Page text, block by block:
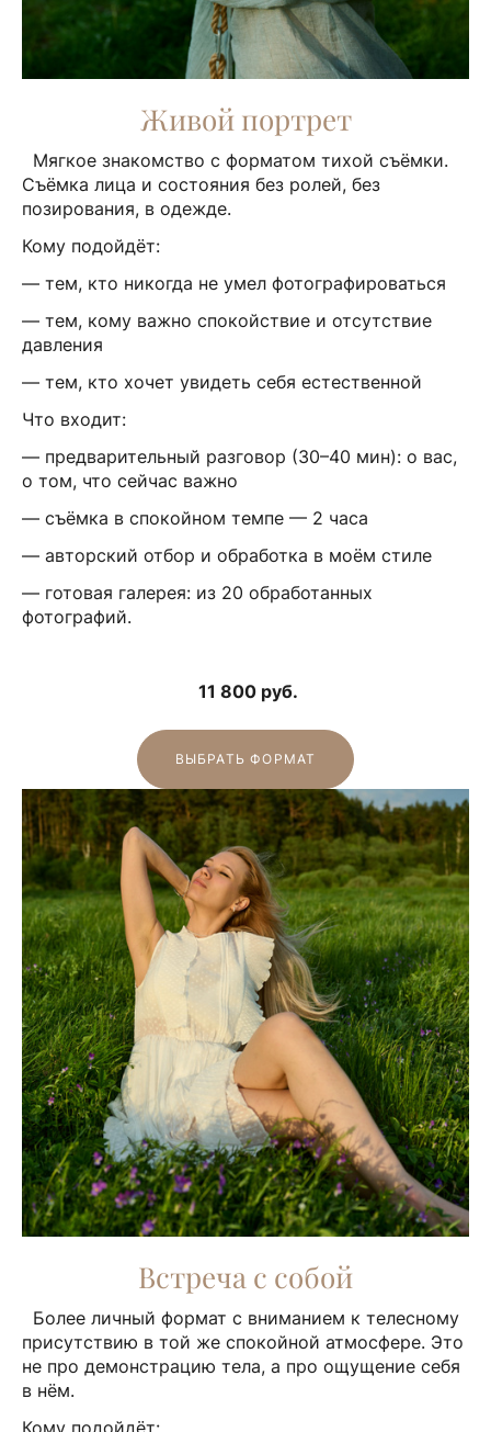
Живой портрет
Мягкое знакомство с форматом тихой съёмки.
Съёмка лица и состояния без ролей, без
позирования, в одежде.
Кому подойдёт:
— тем, кто никогда не умел фотографироваться
— тем, кому важно спокойствие и отсутствие
давления
— тем, кто хочет увидеть себя естественной
Что входит:
— предварительный разговор (30–40 мин): о вас,
о том, что сейчас важно
— съёмка в спокойном темпе — 2 часа
— авторский отбор и обработка в моём стиле
— готовая галерея: из 20 обработанных
фотографий.
11 800 руб.
ВЫБРАТЬ ФОРМАТ
Встреча с собой
Более личный формат с вниманием к телесному
присутствию в той же спокойной атмосфере. Это
не про демонстрацию тела, а про ощущение себя
в нём.
Кому подойдёт: